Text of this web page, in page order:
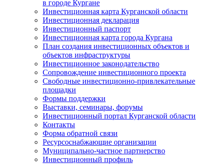
в городе Кургане
Инвестиционная карта Курганской области
Инвестиционная декларация
Инвестиционный паспорт
Инвестиционная карта города Кургана
План создания инвестиционных объектов и
объектов инфраструктуры
Инвестиционное законодательство
Сопровождение инвестиционного проекта
Свободные инвестиционно-привлекательные
площадки
Формы поддержки
Выставки, семинары, форумы
Инвестиционный портал Курганской области
Контакты
Форма обратной связи
Ресурсоснабжающие организации
Муниципально-частное партнерство
Инвестиционный профиль